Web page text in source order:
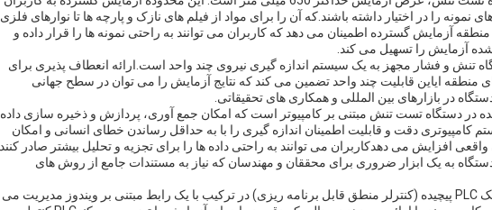
را در اختیار داشته باشند.که آن را برای مواد از فیلم های نازک و پارچه ها تا نوارهای فلزی
آزمایش گسترده اطمینان می دهد که کاربران می توانند به راحتی نمونه ها را قرار داده و
شده آزمایش را تسهیل می کند.
تنش و فشار مجهز به یک سیستم اندازه گیری نیروی چند واحد است.ارائه انعطاف پذیری برای
منطقه ایاین قابلیت چند واحد تضمین می کند که نتایج آزمایش را می توان در سطح جهانی
در بازارهای بین المللی و همکاری های تحقیقاتی.
در دستگاه تست تنش مبتنی بر کامپیوتر است که امکان جمع آوری، پردازش و ذخیره سازی داده
کامپیوتری دقت و قابلیت اطمینان اندازه گیری را با به حداقل رساندن خطای انسانی و امکان
افزایش می دهدکاربران می توانند به راحتی داده ها را برای تجزیه و تحلیل بیشتر صادر کنند
به یک ابزار ضروری برای محققان و مهندسان که نیاز به مستندات جامع از روش های
کنترل دستگاه تنش استرس از طریق یک PLC پیچیده (کنترلر منطق قابل برنامه ریزی) در ترکیب با یک رابط مبتنی بر ویندوز مدیریت می